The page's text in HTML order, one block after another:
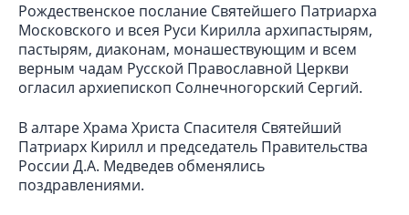
Рождественское послание Святейшего Патриарха
Московского и всея Руси Кирилла архипастырям,
пастырям, диаконам, монашествующим и всем
верным чадам Русской Православной Церкви
огласил архиепископ Солнечногорский Сергий.
В алтаре Храма Христа Спасителя Святейший
Патриарх Кирилл и председатель Правительства
России Д.А. Медведев обменялись
поздравлениями.